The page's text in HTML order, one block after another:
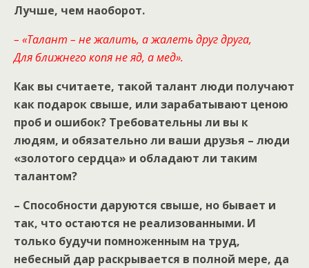
Лучше, чем наоборот.
– «Талант – не жалить, а жалеть друг друга,
Для ближнего копя не яд, а мед».
Как вы считаете, такой талант люди получают
как подарок свыше, или зарабатывают ценою
проб и ошибок? Требовательны ли вы к
людям, и обязательно ли ваши друзья – люди
«золотого сердца» и обладают ли таким
талантом?
– Способности даруются свыше, но бывает и
так, что остаются не реализованными. И
только будучи помноженным на труд,
небесный дар раскрывается в полной мере, да